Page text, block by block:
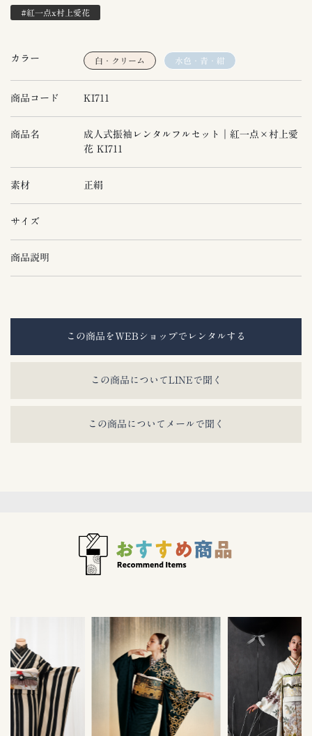
#紅一点x村上愛花
カラー 白・クリーム 水色・青・紺
商品コード KI711
商品名
成人式振袖レンタルフルセット｜紅一点×村上愛
花 KI711
素材 正絹
サイズ
商品説明
この商品をWEBショップでレンタルする
この商品についてLINEで聞く
この商品についてメールで聞く